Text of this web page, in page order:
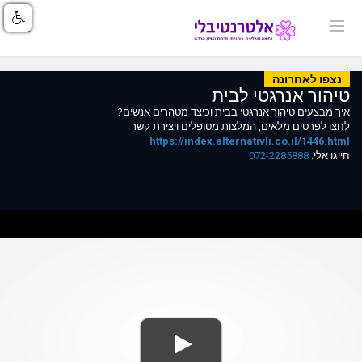
נצפו לאחרונה
טיהור אנרגטי לבית
איך מבצעים טיהור אנרגטי בבית וכיצד מטהרים אנשים?
לחצו לפרטים מלאים, המלצות מטופלים ויצירת קשר
https://index.alternativli.co.il/1446.html
חייגו אלי: 072-2285888